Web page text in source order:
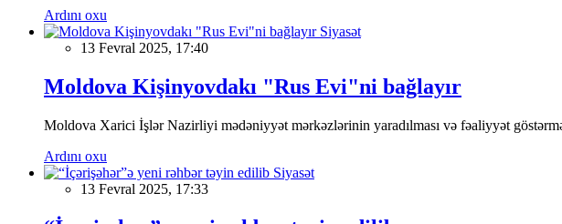
Ardını oxu
Siyasət
13 Fevral 2025, 17:40
Moldova Kişinyovdakı "Rus Evi"ni bağlayır
Moldova Xarici İşlər Nazirliyi mədəniyyət mərkəzlərinin yaradılması və fəaliyyət
Ardını oxu
Siyasət
13 Fevral 2025, 17:33